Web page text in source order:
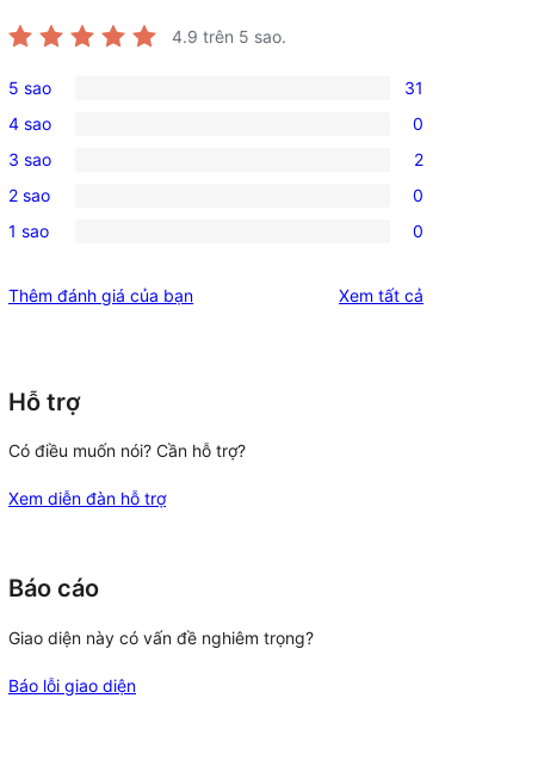
4.9 trên 5 sao.
31
5-
star
reviews
5 sao 31
0
4-
star
reviews
4 sao 0
2
3-
star
3 sao 2
0
2-
reviews
2 sao 0
0
star
1 sao 0
Thêm đánh giá của bạn Xem tất cả
Hỗ trợ
Có điều muốn nói? Cần hỗ trợ?
Xem diễn đàn hỗ trợ
Báo cáo
Giao diện này có vấn đề nghiêm trọng?
Báo lỗi giao diện